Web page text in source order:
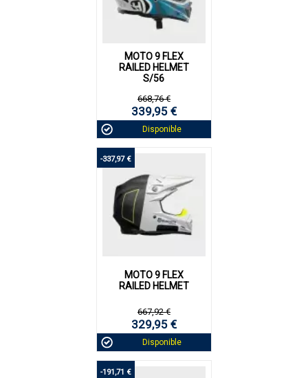
MOTO 9 FLEX
RAILED HELMET
S/56
668,76 €
339,95 €
Disponible
-337,97 €
MOTO 9 FLEX
RAILED HELMET
667,92 €
329,95 €
Disponible
-191,71 €